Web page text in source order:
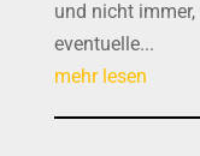
und nicht
eventuelle...
mehr lesen